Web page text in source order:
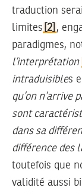
traduction
limites [2] ,
paradigmes,
l’interprétation
intraduisibles
qu’on n’arrive
sont
dans sa
différence des
toutefois que
validité aussi